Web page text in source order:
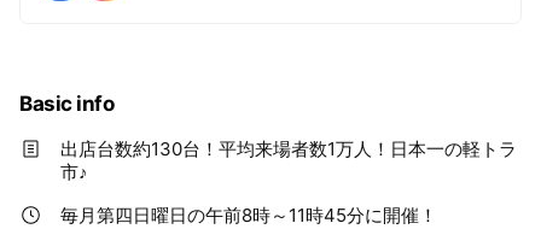
Basic info
出店台数約130台！平均来場者数1万人！日本一の軽トラ
市♪
毎月第四日曜日の午前8時～11時45分に開催！